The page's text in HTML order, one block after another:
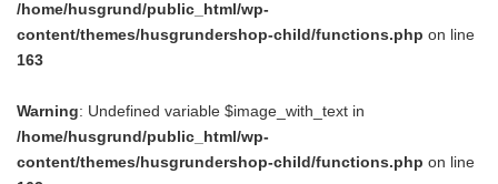
/home/husgrund/public_html/wp-
content/themes/husgrundershop-child/functions.php on line
163
Warning: Undefined variable $image_with_text in
/home/husgrund/public_html/wp-
content/themes/husgrundershop-child/functions.php on line